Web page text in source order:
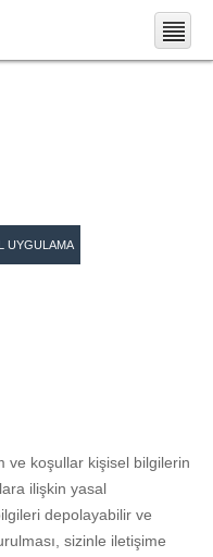
UYGULAMA
ve koşullar kişisel bilgilerin
ilişkin yasal
depolayabilir ve
sizinle iletişime